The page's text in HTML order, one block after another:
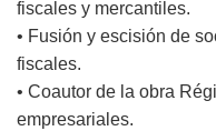
fiscales y mercantiles.
• Fusión y escisión de
fiscales.
• Coautor de la obra
empresariales.